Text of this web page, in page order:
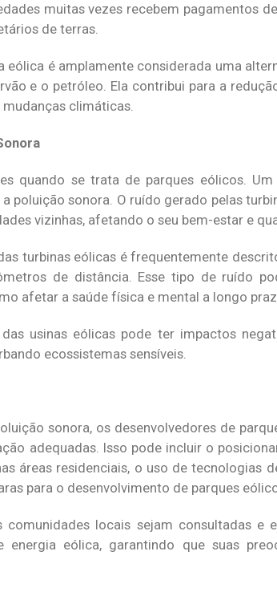
muitas vezes recebem pagamentos
de terras.
eólica é amplamente considerada uma
e o petróleo. Ela contribui para a
climáticas.
quando se trata de parques eólicos.
poluição sonora. O ruído gerado pelas
vizinhas, afetando o seu bem-estar e
turbinas eólicas é frequentemente
de distância. Esse tipo de ruído
afetar a saúde física e mental a longo
usinas eólicas pode ter impactos
ecossistemas sensíveis.
sonora, os desenvolvedores de
adequadas. Isso pode incluir o
áreas residenciais, o uso de tecnologias
para o desenvolvimento de parques
locais sejam consultadas e
energia eólica, garantindo que suas